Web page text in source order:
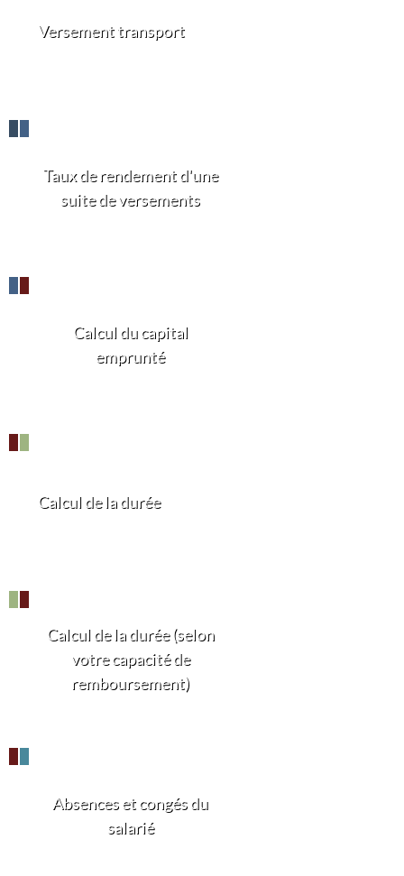
Versement transport
Taux de rendement d'une
suite de versements
Calcul du capital
emprunté
Calcul de la durée
Calcul de la durée (selon
votre capacité de
remboursement)
Absences et congés du
salarié